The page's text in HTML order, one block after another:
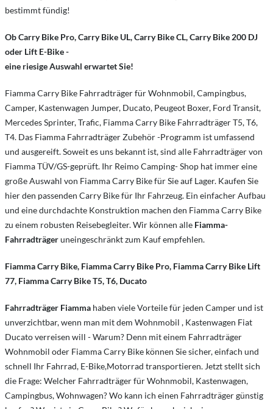
bestimmt fündig!
Ob Carry Bike Pro, Carry Bike UL, Carry Bike CL, Carry Bike 200 DJ
oder Lift E-Bike -
eine riesige Auswahl erwartet Sie!
Fiamma Carry Bike Fahrradträger für Wohnmobil, Campingbus,
Camper, Kastenwagen Jumper, Ducato, Peugeot Boxer, Ford Transit,
Mercedes Sprinter, Trafic, Fiamma Carry Bike Fahrradträger T5, T6,
T4. Das Fiamma Fahrradträger Zubehör -Programm ist umfassend
und ausgereift. Soweit es uns bekannt ist, sind alle Fahrradträger von
Fiamma TÜV/GS-geprüft. Ihr Reimo Camping- Shop hat immer eine
große Auswahl von Fiamma Carry Bike für Sie auf Lager. Kaufen Sie
hier den passenden Carry Bike für Ihr Fahrzeug. Ein einfacher Aufbau
und eine durchdachte Konstruktion machen den Fiamma Carry Bike
zu einem robusten Reisebegleiter. Wir können alle Fiamma-
Fahrradträgeruneingeschränkt zum Kauf empfehlen.
Fiamma Carry Bike, Fiamma Carry Bike Pro, Fiamma Carry Bike Lift
77, Fiamma Carry Bike T5, T6, Ducato
Fahrradträger Fiamma haben viele Vorteile für jeden Camper und ist
unverzichtbar, wenn man mit dem Wohnmobil , Kastenwagen Fiat
Ducato verreisen will - Warum? Denn mit einem Fahrradträger
Wohnmobil oder Fiamma Carry Bike können Sie sicher, einfach und
schnell Ihr Fahrrad, E-Bike,Motorrad transportieren. Jetzt stellt sich
die Frage: Welcher Fahrradträger für Wohnmobil, Kastenwagen,
Campingbus, Wohnwagen? Wo kann ich einen Fahrradträger günstig